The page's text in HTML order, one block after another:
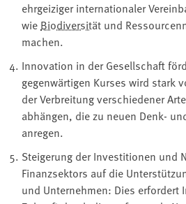
ehrgeiziger internationaler
wie Biodiversität und
machen.
Innovation in der Gesellschaft
gegenwärtigen Kurses wird stark
der Verbreitung verschiedener
abhängen, die zu neuen Denk-
anregen.
Steigerung der Investitionen und
Finanzsektors auf die
und Unternehmen: Dies erfordert